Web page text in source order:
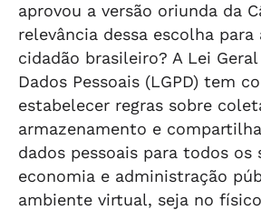
aprovou a versão oriunda da
relevância dessa escolha para
cidadão brasileiro? A Lei
Dados Pessoais (LGPD) tem
estabelecer regras sobre
armazenamento e
dados pessoais para todos os
economia e administração
ambiente virtual, seja no